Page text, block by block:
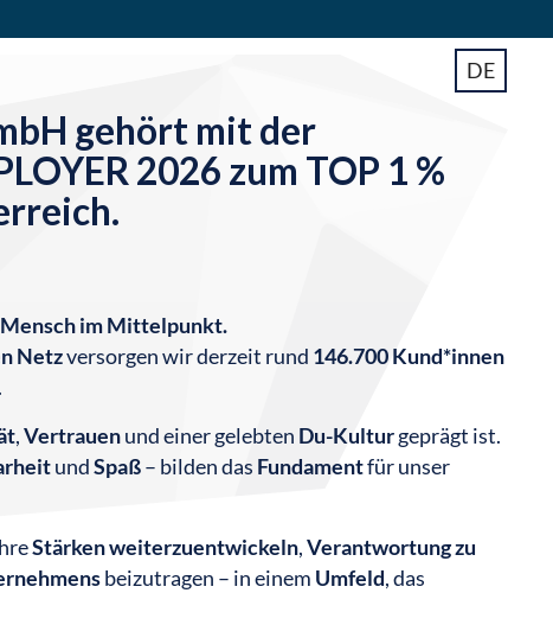
DE
gehört mit der
2026 zum TOP 1 %
Mensch im Mittelpunkt.
Netzversorgen wir derzeit rund 146.700 Kund*innen
.
,Vertrauenund einer gelebten Du-Kulturgeprägt ist.
undSpaß– bilden das Fundamentfür unser
Stärken weiterzuentwickeln,Verantwortung zu
beizutragen – in einem Umfeld, das